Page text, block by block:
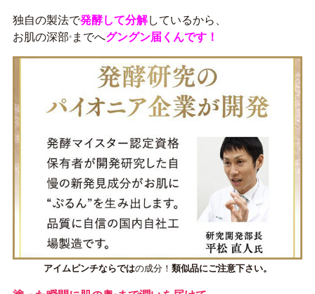
独自の製法で発酵して分解しているから、
お肌の深部*までへグングン届くんです！
アイムピンチならではの成分！ 類似品にご注意下さい。